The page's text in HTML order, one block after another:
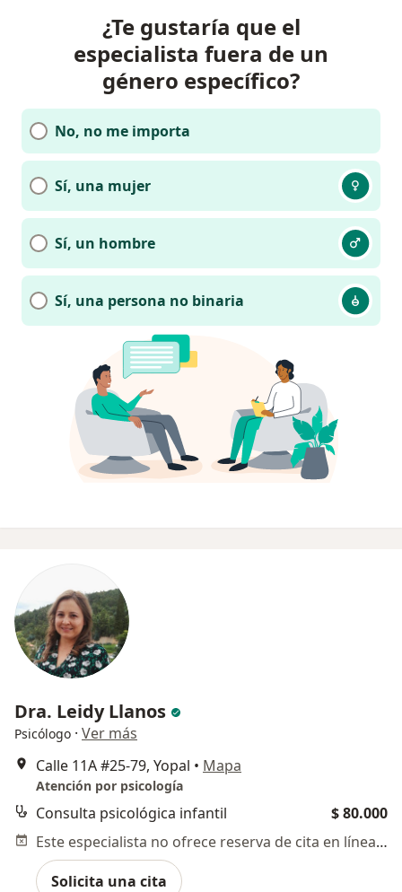
¿Te gustaría que el
especialista fuera de un
género específico?
No, no me importa
Sí, una mujer
Sí, un hombre
Sí, una persona no binaria
Dra. Leidy Llanos
Psicólogo · Ver más
Calle 11A #25-79, Yopal • Mapa
Atención por psicología
Consulta psicológica infantil
$ 80.000
Este especialista no ofrece reserva de cita en línea en esta dirección.
Solicita una cita